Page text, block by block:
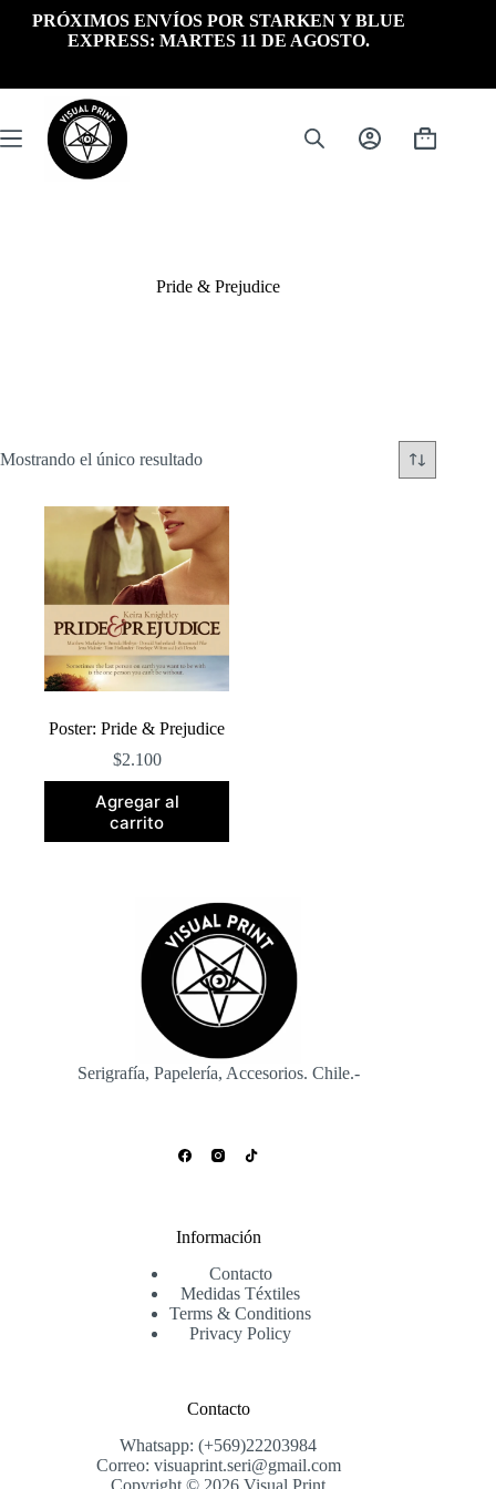
PRÓXIMOS ENVÍOS POR STARKEN Y BLUE
EXPRESS: MARTES 11 DE AGOSTO.
Carrito
Pride & Prejudice
Mostrando el único resultado
Poster: Pride & Prejudice
$2.100
Agregar al
carrito
Serigrafía, Papelería, Accesorios. Chile.-
Información
Contacto
Medidas Téxtiles
Terms & Conditions
Privacy Policy
Contacto
Whatsapp: (+569)22203984
Correo: visuaprint.seri@gmail.com
Copyright © 2026 Visual Print